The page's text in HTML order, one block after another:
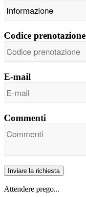
Codice prenotazione
E-mail
Commenti
Inviare la richiesta
Attendere prego...